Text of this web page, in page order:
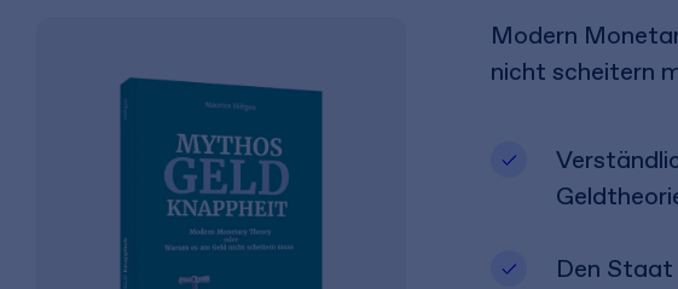
Modern
nicht scheitern
Den Staat